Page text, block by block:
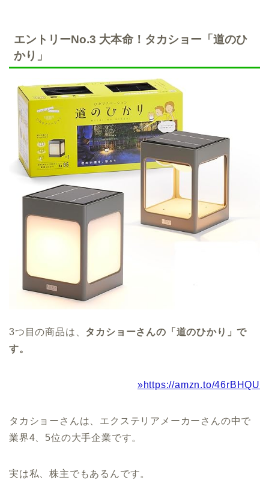
エントリーNo.3 大本命！タカショー「道のひ
かり」
3つ目の商品は、 タカショーさんの「道のひかり」で
す。
»https://amzn.to/46rBHQU
タカショーさんは、エクステリアメーカーさんの中で
業界4 5位の大手企業です。
実は私、株主でもあるんです。